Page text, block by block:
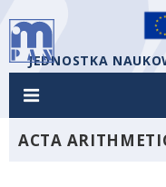
JEDNOSTKA
ACTA